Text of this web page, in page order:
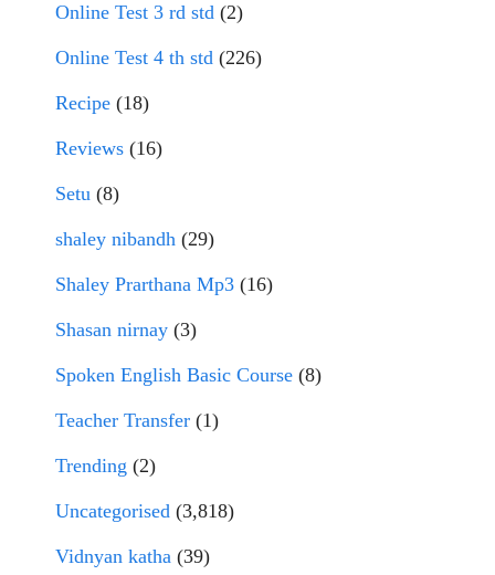
Online Test 3 rd std (2)
Online Test 4 th std (226)
Recipe (18)
Reviews (16)
Setu (8)
shaley nibandh (29)
Shaley Prarthana Mp3 (16)
Shasan nirnay (3)
Spoken English Basic Course (8)
Teacher Transfer (1)
Trending (2)
Uncategorised (3,818)
Vidnyan katha (39)